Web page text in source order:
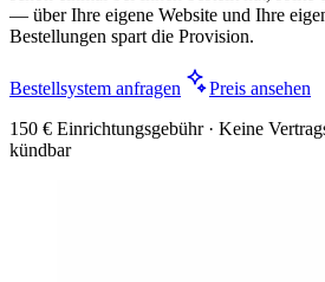
— über Ihre eigene Website und Ihre
Bestellungen spart die Provision.
Bestellsystem anfragen
Preis ansehen
150 € Einrichtungsgebühr · Keine
kündbar